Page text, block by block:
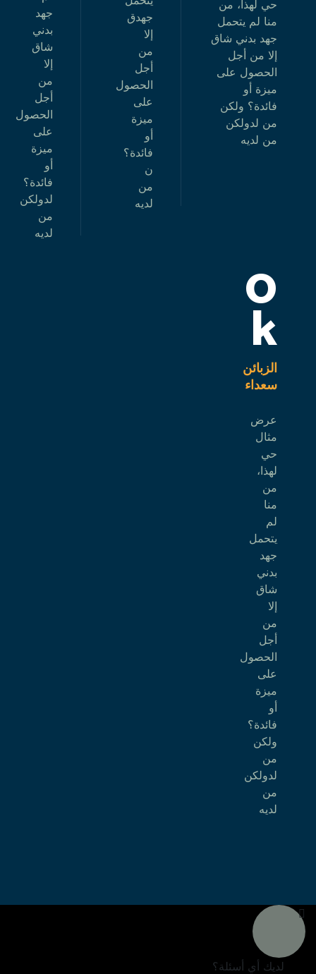
حي لهذا، من
منا لم يتحمل
جهد بدني شاق
إلا من أجل
الحصول على
ميزة أو
فائدة؟ ولكن
من لدولكن
من لديه
جهدق
إلا
من
أجل
الحصول
على
ميزة
أو
فائدة؟
ن
من
لديه
جهد
بدني
شاق
إلا
من
أجل
الحصول
على
ميزة
أو
فائدة؟
لدولكن
من
لديه
0
k
الزبائن
سعداء
عرض
مثال
حي
لهذا،
من
منا
لم
يتحمل
جهد
بدني
شاق
إلا
من
أجل
الحصول
على
ميزة
أو
فائدة؟
ولكن
من
لدولكن
من
لديه
لديك أي أسئلة؟